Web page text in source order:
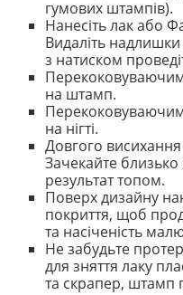
гумових штампів).
Нанесіть лак або
Видаліть
з натиском
на штамп.
на нігті.
Довгого
Зачекайте близько
результат топом.
Поверх дизайну
покриття, щоб
та насіченість
Не забудьте
для зняття лаку
та скрапер, штамп